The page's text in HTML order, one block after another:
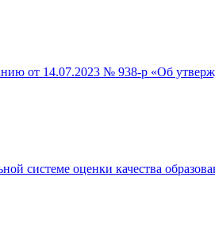
от 14.07.2023 № 938-р «Об
системе оценки качества